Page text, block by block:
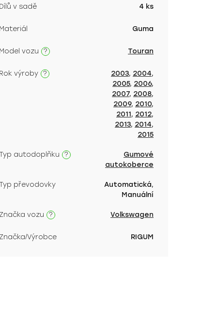
Dílů v sadě 4 ks
Materiál Guma
?
Model vozu Touran
?
Rok výroby 2003, 2004,
2005, 2006,
2007, 2008,
2009, 2010,
2011, 2012,
2013, 2014,
2015
?
autodoplňku
Gumové
autokoberce
převodovky
Automatická,
Manuální
?
Značka vozu Volkswagen
Značka/Výrobce RIGUM